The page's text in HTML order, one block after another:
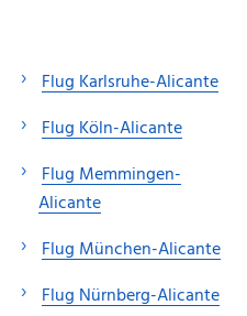
Flug Karlsruhe-Alicante
Flug Köln-Alicante
Flug Memmingen-
Alicante
Flug München-Alicante
Flug Nürnberg-Alicante